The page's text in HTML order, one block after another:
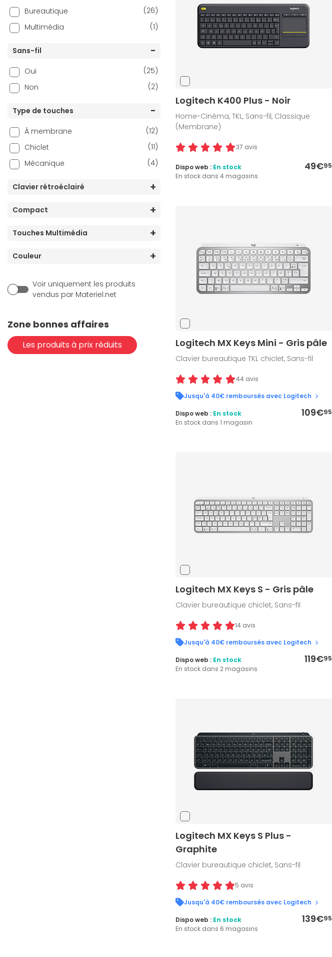
Mobility Lab
(2)
(24)
REKT
(1)
ROCCAT
(1)
(2)
The G-Lab
(46)
Turtle Beach
(6)
Bureautique
(26)
Multimédia
(1)
Sans-fil
Oui
(25)
Non
(2)
Type de touches
À membrane
(12)
Chiclet
(11)
Mécanique
(4)
Clavier rétroéclairé
Compact
Touches Multimédia
Couleur
Voir uniquement les produits
vendus par Materiel.net
Zone bonnes affaires
Les produits à prix réduits
Logitech K400 Plus - Noir
Home-Cinéma, TKL, Sans-fil, Classique
(Membrane)
37 avis
49€95
Dispo web : En stock
En stock dans 4 magasins
Logitech MX Keys Mini - Gris pâle
Clavier bureautique TKL chiclet, Sans-fil
44 avis
Jusqu'à 40€ remboursés avec Logitech
109€95
Dispo web : En stock
En stock dans 1 magasin
Logitech MX Keys S - Gris pâle
Clavier bureautique chiclet, Sans-fil
14 avis
Jusqu'à 40€ remboursés avec Logitech
119€95
Dispo web : En stock
En stock dans 2 magasins
Logitech MX Keys S Plus -
Graphite
Clavier bureautique chiclet, Sans-fil
5 avis
Jusqu'à 40€ remboursés avec Logitech
139€95
Dispo web : En stock
En stock dans 6 magasins